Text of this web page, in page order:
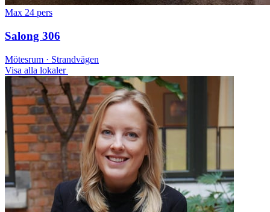
Max 24 pers
Salong 306
Mötesrum · Strandvägen
Visa alla lokaler